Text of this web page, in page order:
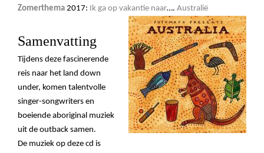
Zomerthema 2017: Ik ga op vakantie naar…. Australië
Samenvatting
Tijdens deze fascinerende
reis naar het land down
under, komen talentvolle
singer-songwriters en
boeiende aboriginal muziek
uit de outback samen.
De muziek op deze cd is